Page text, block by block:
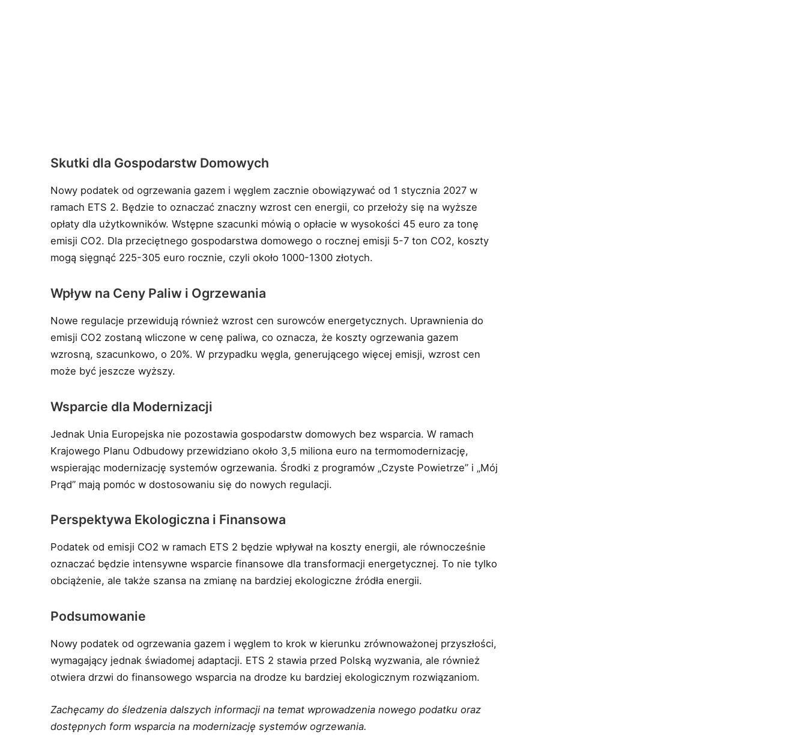
Skutki dla Gospodarstw Domowych
Nowy podatek od ogrzewania gazem i węglem zacznie obowiązywać od 1 stycznia 2027 w
ramach ETS 2. Będzie to oznaczać znaczny wzrost cen energii, co przełoży się na wyższe
opłaty dla użytkowników. Wstępne szacunki mówią o opłacie w wysokości 45 euro za tonę
emisji CO2. Dla przeciętnego gospodarstwa domowego o rocznej emisji 5-7 ton CO2, koszty
mogą sięgnąć 225-305 euro rocznie, czyli około 1000-1300 złotych.
Wpływ na Ceny Paliw i Ogrzewania
Nowe regulacje przewidują również wzrost cen surowców energetycznych. Uprawnienia do
emisji CO2 zostaną wliczone w cenę paliwa, co oznacza, że koszty ogrzewania gazem
wzrosną, szacunkowo, o 20%. W przypadku węgla, generującego więcej emisji, wzrost cen
może być jeszcze wyższy.
Wsparcie dla Modernizacji
Jednak Unia Europejska nie pozostawia gospodarstw domowych bez wsparcia. W ramach
Krajowego Planu Odbudowy przewidziano około 3,5 miliona euro na termomodernizację,
wspierając modernizację systemów ogrzewania. Środki z programów „Czyste Powietrze” i „Mój
Prąd” mają pomóc w dostosowaniu się do nowych regulacji.
Perspektywa Ekologiczna i Finansowa
Podatek od emisji CO2 w ramach ETS 2 będzie wpływał na koszty energii, ale równocześnie
oznaczać będzie intensywne wsparcie finansowe dla transformacji energetycznej. To nie tylko
obciążenie, ale także szansa na zmianę na bardziej ekologiczne źródła energii.
Podsumowanie
Nowy podatek od ogrzewania gazem i węglem to krok w kierunku zrównoważonej przyszłości,
wymagający jednak świadomej adaptacji. ETS 2 stawia przed Polską wyzwania, ale również
otwiera drzwi do finansowego wsparcia na drodze ku bardziej ekologicznym rozwiązaniom.
Zachęcamy do śledzenia dalszych informacji na temat wprowadzenia nowego podatku oraz
dostępnych form wsparcia na modernizację systemów ogrzewania.